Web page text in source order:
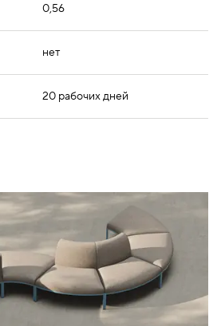
0,56
нет
20 рабочих дней